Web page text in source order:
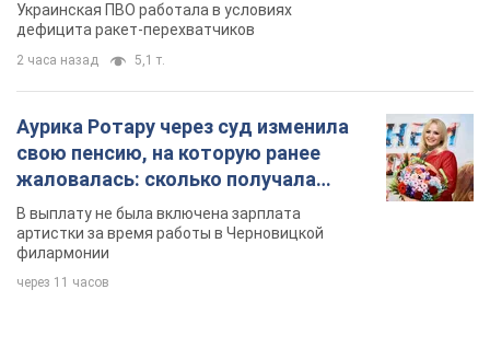
Украинская ПВО работала в условиях
дефицита ракет-перехватчиков
2 часа назад 5,1 т.
Аурика Ротару через суд изменила
свою пенсию, на которую ранее
жаловалась: сколько получала
певица
В выплату не была включена зарплата
артистки за время работы в Черновицкой
филармонии
через 11 часов